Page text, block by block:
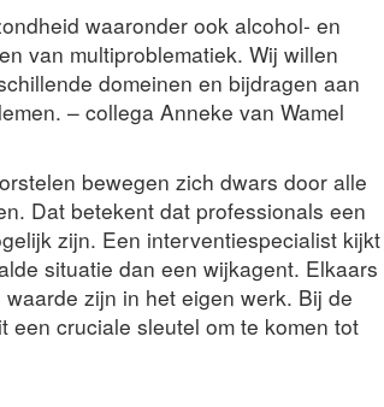
waaronder ook alcohol- en
van multiproblematiek. Wij willen
domeinen en bijdragen aan
– collega Anneke van Wamel
bewegen zich dwars door alle
Dat betekent dat professionals een
zijn. Een interventiespecialist kijkt
situatie dan een wijkagent. Elkaars
zijn in het eigen werk. Bij de
een cruciale sleutel om te komen tot